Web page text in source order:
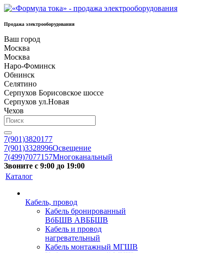
Продажа электрооборудования
Ваш город
Москва
Москва
Наро-Фоминск
Обнинск
Селятино
Серпухов Борисовское шоссе
Серпухов ул.Новая
Чехов
7(901)3820177
7(901)3328996Освещение
7(499)7077157Многоканальный
Звоните с 9:00 до 19:00
Каталог
Кабель, провод
Кабель бронированный
ВбБШВ АВББШВ
Кабель и провод
нагревательный
Кабель монтажный МГШВ